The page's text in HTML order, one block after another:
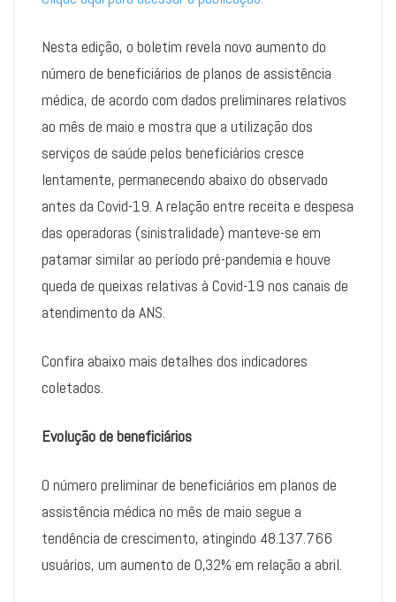
Nesta edição, o boletim revela novo aumento do
número de beneficiários de planos de assistência
médica, de acordo com dados preliminares relativos
ao mês de maio e mostra que a utilização dos
serviços de saúde pelos beneficiários cresce
lentamente, permanecendo abaixo do observado
antes da Covid-19. A relação entre receita e despesa
das operadoras (sinistralidade) manteve-se em
patamar similar ao período pré-pandemia e houve
queda de queixas relativas à Covid-19 nos canais de
atendimento da ANS.
Confira abaixo mais detalhes dos indicadores
coletados.
Evolução de beneficiários
O número preliminar de beneficiários em planos de
assistência médica no mês de maio segue a
tendência de crescimento, atingindo 48.137.766
usuários, um aumento de 0,32% em relação a abril.